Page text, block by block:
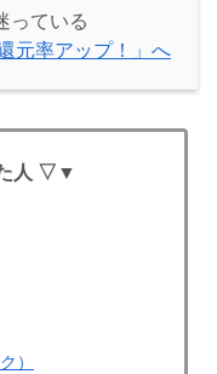
っている
元率アップ！」へ
人 ▽▼
）